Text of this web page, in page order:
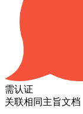
需认证
关联相同主旨文档